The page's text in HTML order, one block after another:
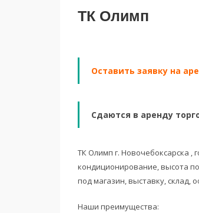
ТК Олимп
Оставить заявку на
Сдаются в аренду
ТК Олимп г. Новочебоксарска ,
кондиционирование, высота
под магазин, выставку, склад,
Наши преимущества: